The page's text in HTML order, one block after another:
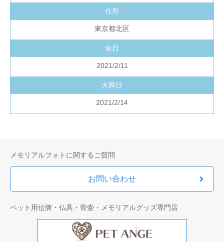
住所
東京都北区
命日
2021/2/11
火葬日
2021/2/14
メモリアルフォトに関するご質問
お問い合わせ
ペット用位牌・仏具・骨壷・メモリアルグッズ専門店